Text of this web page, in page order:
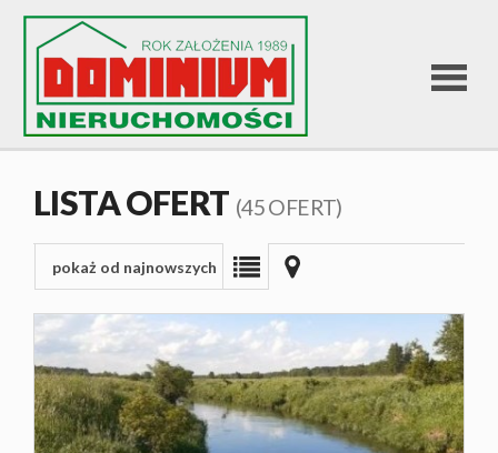
STRONA
LISTA OFERT (45 OFERT)
pokaż od najnowszych